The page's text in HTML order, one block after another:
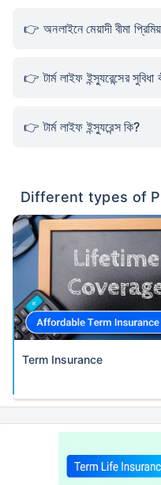
অনলাইনে মেয়াদী বীমা
টার্ম লাইফ ইন্স্যুরেন্সের সুবিধা
টার্ম লাইফ ইন্স্যুরেন্স কি?
Different types of
Term Insurance